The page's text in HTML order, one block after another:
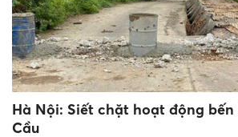
Hà Nội: Siết chặt hoạt động bến
Cầu